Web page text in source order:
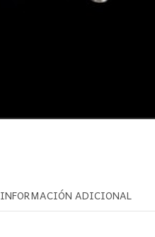
INFORMACIÓN ADICIONAL